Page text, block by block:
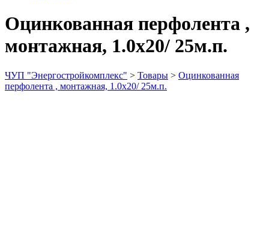
Оцинкованная перфолента ,
монтажная, 1.0х20/ 25м.п.
ЧУП "Энергостройкомплекс" > Товары > Оцинкованная
перфолента , монтажная, 1.0х20/ 25м.п.